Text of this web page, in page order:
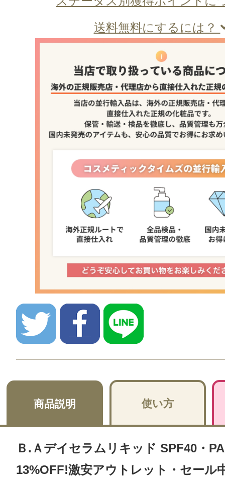
送料無料にするには？
商品説明 使い方
Ｂ.Ａデイセラムリキッド SPF40・
13%OFF!激安アウトレット・セール